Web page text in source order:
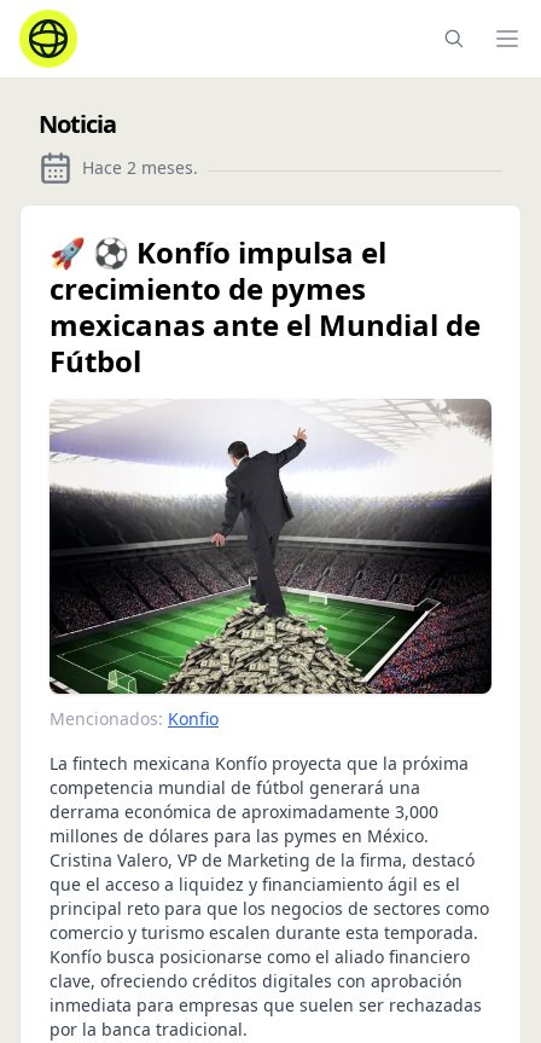
Noticia
Hace 2 meses.
🚀 ⚽ Konfío impulsa el
crecimiento de pymes
mexicanas ante el Mundial de
Fútbol
Mencionados: Konfio
La fintech mexicana Konfío proyecta que la próxima
competencia mundial de fútbol generará una
derrama económica de aproximadamente 3,000
millones de dólares para las pymes en México.
Cristina Valero, VP de Marketing de la firma, destacó
que el acceso a liquidez y financiamiento ágil es el
principal reto para que los negocios de sectores como
comercio y turismo escalen durante esta temporada.
Konfío busca posicionarse como el aliado financiero
clave, ofreciendo créditos digitales con aprobación
inmediata para empresas que suelen ser rechazadas
por la banca tradicional.